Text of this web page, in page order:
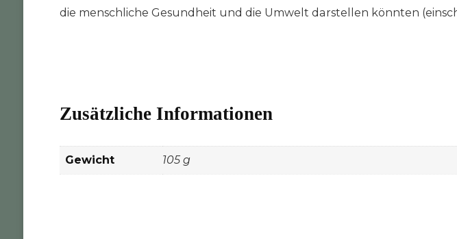
die menschliche Gesundheit und die Umwelt darstellen könnten
Zusätzliche Informationen
Gewicht 105 g